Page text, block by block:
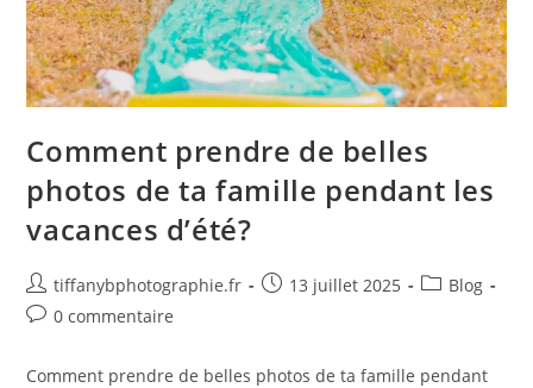
Comment prendre de belles
photos de ta famille pendant les
vacances d’été?
tiffanybphotographie.fr 13 juillet 2025
Blog
0 commentaire
Comment prendre de belles photos de ta famille pendant